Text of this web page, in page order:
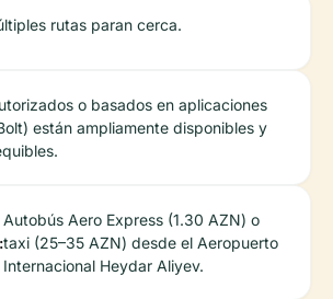
rutas paran cerca.
o basados en aplicaciones
están ampliamente disponibles y
Autobús Aero Express (1.30 AZN) o
taxi (25–35 AZN) desde el Aeropuerto
Internacional Heydar Aliyev.